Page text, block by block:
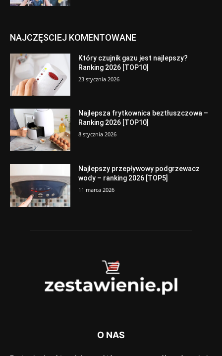
NAJCZĘSCIEJ KOMENTOWANE
Który czujnik gazu jest najlepszy?
Ranking 2026 [TOP10]
23 stycznia 2026
Najlepsza frytkownica beztłuszczowa –
Ranking 2026 [TOP10]
8 stycznia 2026
Najlepszy przepływowy podgrzewacz
wody – ranking 2026 [TOP5]
11 marca 2026
O NAS